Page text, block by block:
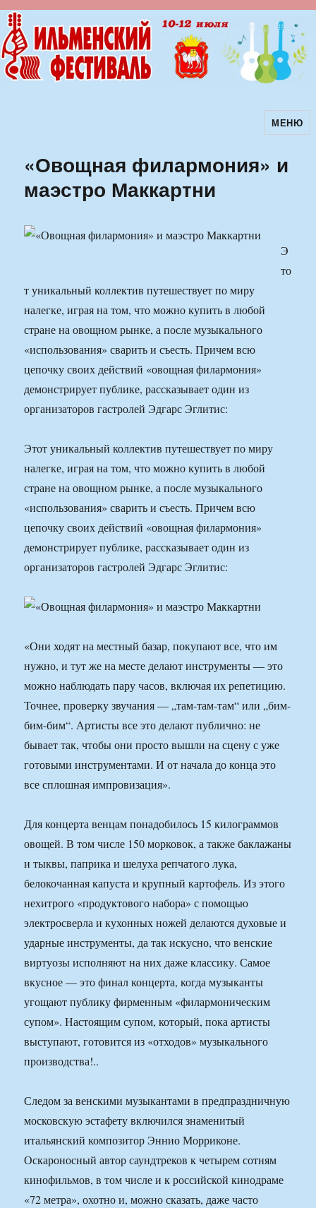
Ильменский фестиваль авторскойМЕНЮ
«Овощная филармония» и
маэстро Маккартни
Э
то
т уникальный коллектив путешествует по миру
налегке, играя на том, что можно купить в любой
стране на овощном рынке, а после музыкального
«использования» сварить и съесть. Причем всю
цепочку своих действий «овощная филармония»
демонстрирует публике, рассказывает один из
организаторов гастролей Эдгарс Эглитис:
Этот уникальный коллектив путешествует по миру
налегке, играя на том, что можно купить в любой
стране на овощном рынке, а после музыкального
«использования» сварить и съесть. Причем всю
цепочку своих действий «овощная филармония»
демонстрирует публике, рассказывает один из
организаторов гастролей Эдгарс Эглитис:
«Они ходят на местный базар, покупают все, что им
нужно, и тут же на месте делают инструменты — это
можно наблюдать пару часов, включая их репетицию.
Точнее, проверку звучания — „там-там-там“ или „бим-
бим-бим“. Артисты все это делают публично: не
бывает так, чтобы они просто вышли на сцену с уже
готовыми инструментами. И от начала до конца это
все сплошная импровизация».
Для концерта венцам понадобилось 15 килограммов
овощей. В том числе 150 морковок, а также баклажаны
и тыквы, паприка и шелуха репчатого лука,
белокочанная капуста и крупный картофель. Из этого
нехитрого «продуктового набора» с помощью
электросверла и кухонных ножей делаются духовые и
ударные инструменты, да так искусно, что венские
виртуозы исполняют на них даже классику. Самое
вкусное — это финал концерта, когда музыканты
угощают публику фирменным «филармоническим
супом». Настоящим супом, который, пока артисты
выступают, готовится из «отходов» музыкального
производства!..
Следом за венскими музыкантами в предпраздничную
московскую эстафету включился знаменитый
итальянский композитор Эннио Морриконе.
Оскароносный автор саундтреков к четырем сотням
кинофильмов, в том числе и к российской кинодраме
«72 метра», охотно и, можно сказать, даже часто